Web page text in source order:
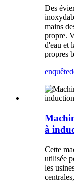
Des
mains
propre.
d'eau et
propres
enquête
à
Cette
utilisée
les